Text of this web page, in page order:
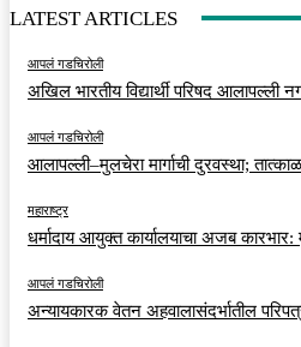
LATEST ARTICLES
आपलं गडचिरोली
अखिल भारतीय विद्यार्थी परिषद आलापल्ली
आपलं गडचिरोली
आलापल्ली–मुलचेरा मार्गाची दुरवस्था;
महाराष्ट्र
धर्मादाय आयुक्त कार्यालयाचा अजब
आपलं गडचिरोली
अन्यायकारक वेतन अहवालासंदर्भातील